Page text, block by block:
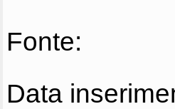
Fonte:
Data